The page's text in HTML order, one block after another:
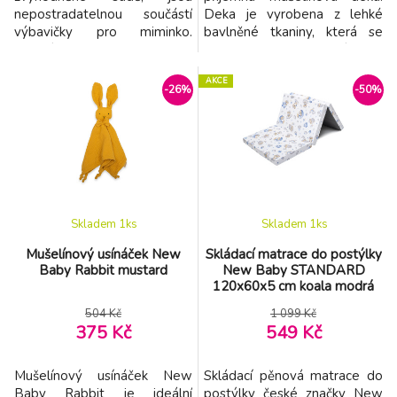
nepostradatelnou součástí
výbavičky pro miminko.
jednobarevná. Vhodně
zvolené barvy a obrázky pro
holčičky. Plenky jsou
vyrobeny ze 100% bavlny.
Jsou hygienické, nezpůsobují
alergickou reakci a
Deka je vyrobena z lehké
bavlněné tkaniny, která se
na dotek. Díky lehkosti
tkaniny bude deka ideální pro
všechna roční období, od léta
až po zimu. Krásné jemné
barvy deky zajišťují estetický
-26%
Mušelínový usínáček New
Baby Rabbit mustard
Skladem 1ks
504 Kč
375 Kč
Mušelínový usínáček New
Baby Rabbit je ideální
AKCE
-50%
Skládací matrace do postýlky
New Baby STANDARD
120x60x5 cm koala modrá
Skladem 1ks
1 099 Kč
549 Kč
Skládací pěnová matrace do
postýlky české značky New